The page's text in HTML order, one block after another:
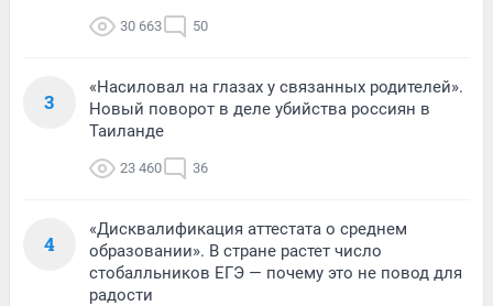
30 663 50
3
«Насиловал на глазах у связанных родителей».
Новый поворот в деле убийства россиян в
Таиланде
23 460 36
4
«Дисквалификация аттестата о среднем
образовании». В стране растет число
стобалльников ЕГЭ — почему это не повод для
радости